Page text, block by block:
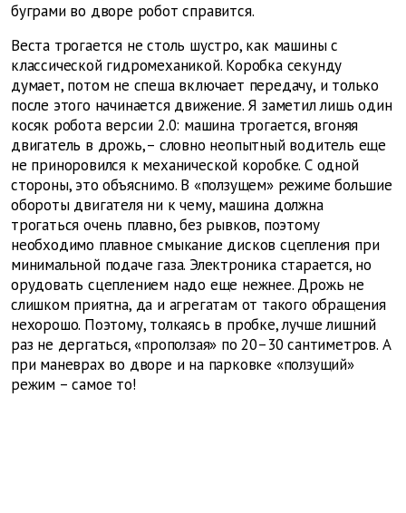
буграми во дворе робот справится.
Веста трогается не столь шустро, как машины с
классической гидромеханикой. Коробка секунду
думает, потом не спеша включает передачу, и только
после этого начинается движение. Я заметил лишь один
косяк робота версии 2.0: машина трогается, вгоняя
двигатель в дрожь, – словно неопытный водитель еще
не приноровился к механической коробке. С одной
стороны, это объяснимо. В «ползущем» режиме большие
обороты двигателя ни к чему, машина должна
трогаться очень плавно, без рывков, поэтому
необходимо плавное смыкание дисков сцепления при
минимальной подаче газа. Электроника старается, но
орудовать сцеплением надо еще нежнее. Дрожь не
слишком приятна, да и агрегатам от такого обращения
нехорошо. Поэтому, толкаясь в пробке, лучше лишний
раз не дергаться, «проползая» по 20–30 сантиметров. А
при маневрах во дворе и на парковке «ползущий»
режим – самое то!